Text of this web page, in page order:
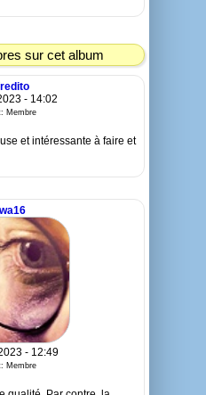
sur cet album
- 14:02
Membre
et intéressante à faire et
- 12:49
Membre